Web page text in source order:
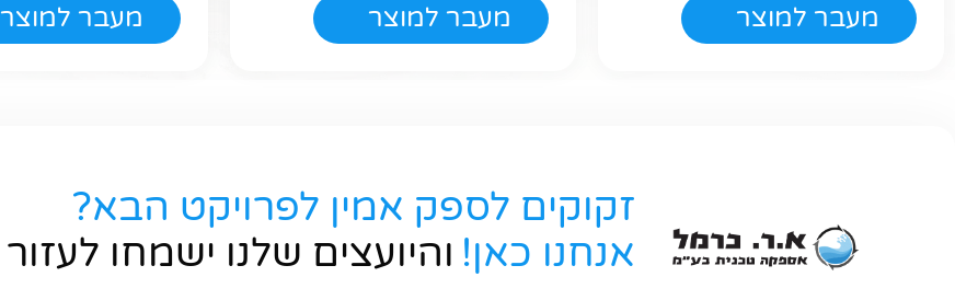
מעבר למוצר מעבר למוצר מעבר למוצר
זקוקים לספק אמין לפרויקט הבא?
אנחנו כאן! והיועצים שלנו ישמחו לעזור